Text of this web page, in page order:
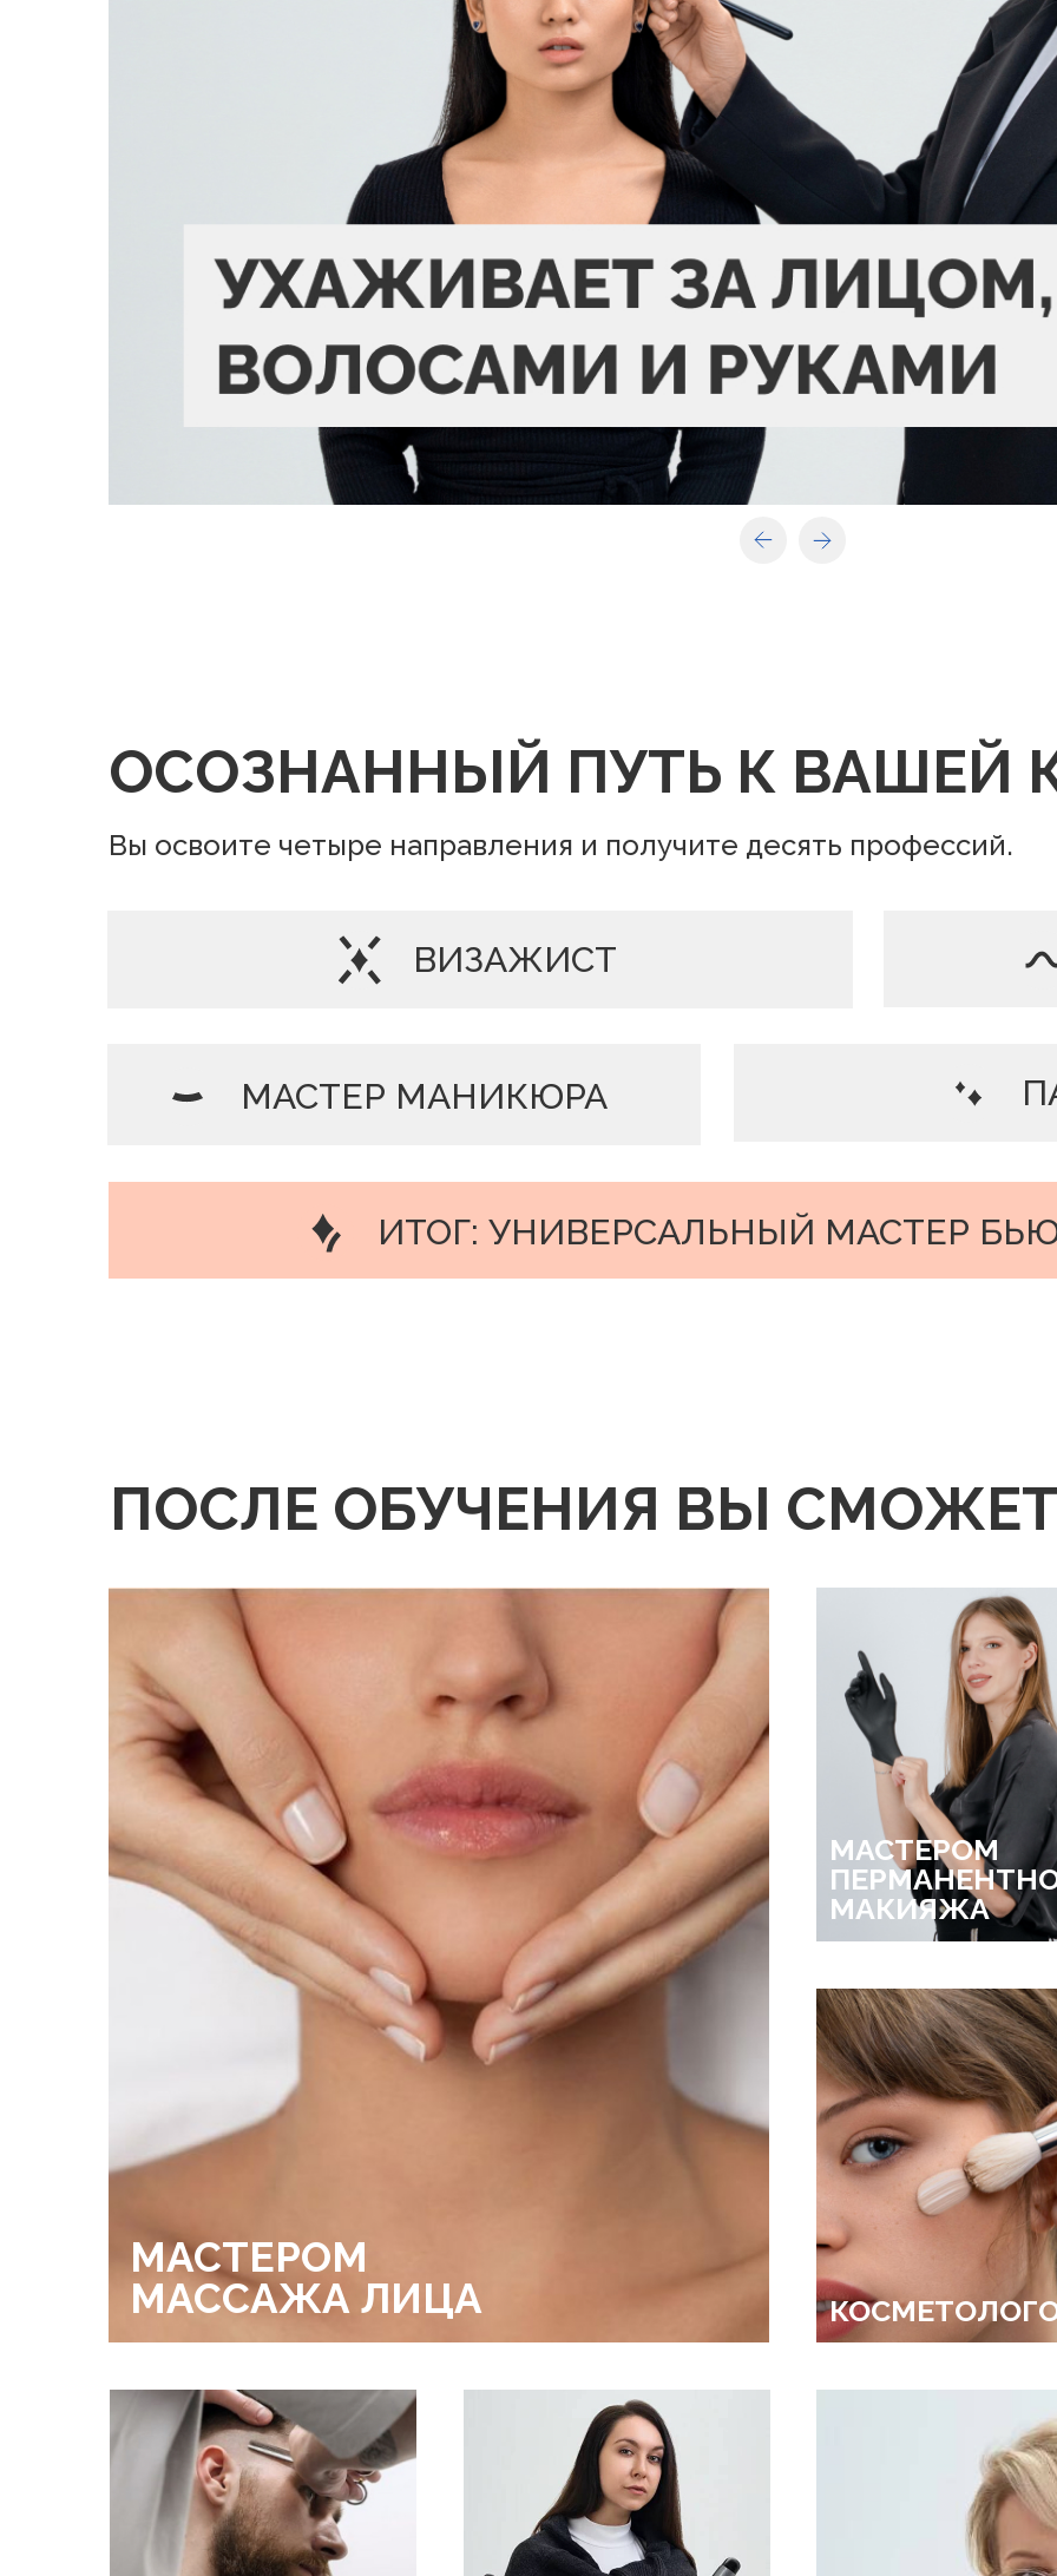
ОСОЗНАННЫЙ ПУТЬ К ВАШЕЙ
Вы освоите четыре направления и получите десять профессий.
ВИЗАЖИСТ
МАСТЕР МАНИКЮРА
ИТОГ: УНИВЕРСАЛЬНЫЙ МАСТЕР
ПОСЛЕ ОБУЧЕНИЯ ВЫ
МАСТЕРОМ
МАССАЖА ЛИЦА
МАСТЕРОМ
МАКИЯЖА